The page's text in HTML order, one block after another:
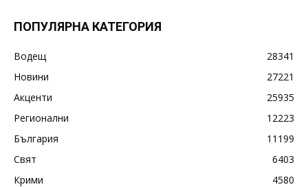
ПОПУЛЯРНА КАТЕГОРИЯ
Водещ
28341
Новини
27221
Акценти
25935
Регионални
12223
България
11199
Свят
6403
Крими
4580